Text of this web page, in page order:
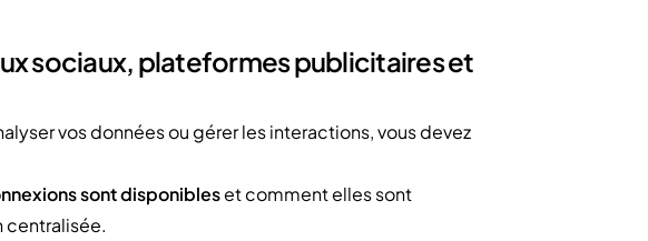
sociaux, plateformes publicitaires et
vos données ou gérer les interactions, vous devez
sont disponibleset comment elles sont
centralisée.